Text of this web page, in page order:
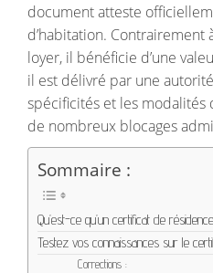
document atteste
d’habitation.
loyer, il bénéficie d’une
il est délivré par une
spécificités et les modalités
de nombreux blocages
Sommaire :
Qu’est-ce qu’un certificat de
Testez vos connaissances sur le
Corrections :